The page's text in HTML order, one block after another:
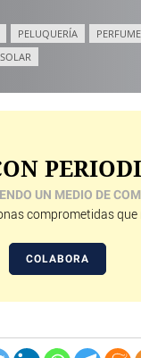
PELUQUERÍA
UN MEDIO DE
comprometidas que
COLABORA